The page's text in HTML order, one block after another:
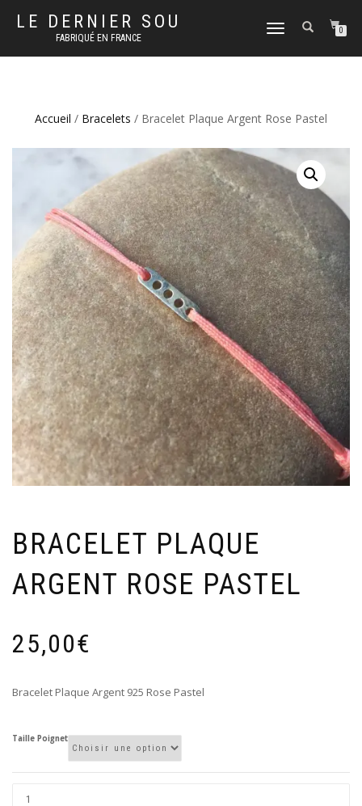
LE DERNIER SOU
FABRIQUÉ EN FRANCE
DÉPLIER
NAVIGATION
0
Accueil / Bracelets / Bracelet Plaque Argent Rose Pastel
BRACELET PLAQUE
ARGENT ROSE PASTEL
25,00€
Bracelet Plaque Argent 925 Rose Pastel
Taille Poignet